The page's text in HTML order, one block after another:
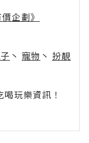
企劃》
丶 寵物 丶 扮靚
玩樂資訊！